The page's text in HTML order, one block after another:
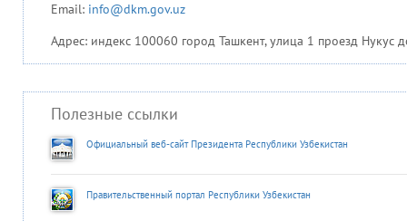
Email: info@dkm.gov.uz
Адрес: индекс 100060 город Ташкент, улица 1 проезд Нукус
Полезные ссылки
Официальный веб-сайт Президента Республики Узбекистан
Правительственный портал Республики Узбекистан